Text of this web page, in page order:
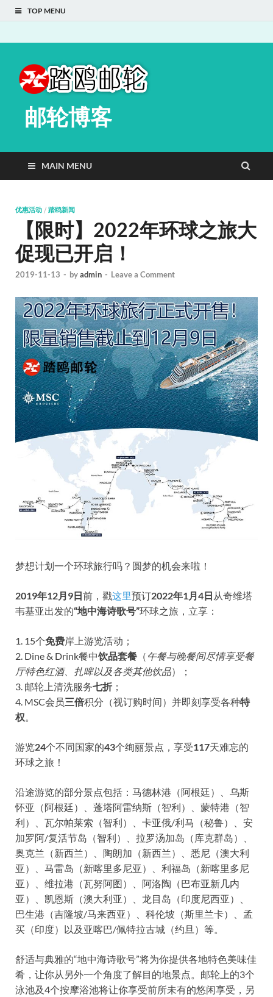
TOP MENU
邮轮博客
MAIN MENU
优惠活动 / 踏鸥新闻
【限时】2022年环球之旅大
促现已开启！
2019-11-13 - byadmin - Leave a Comment
梦想计划一个环球旅行吗？圆梦的机会来啦！
2019年12月9日前，戳这里预订2022年1月4日 从奇维塔
韦基亚出发的“地中海诗歌号”环球之旅，立享：
1. 15个免费岸上游览活动；
2. Dine & Drink餐中饮品套餐 （ 午餐与晚餐间尽情享受餐
厅特色红酒、扎啤以及各类其他饮品）；
3. 邮轮上清洗服务七折 ；
4. MSC会员三倍积分（视订购时间）并即刻享受各种特
权。
游览24个不同国家的43个绚丽景点，享受117天难忘的
环球之旅！
沿途游览的部分景点包括：马德林港（阿根廷）、乌斯
怀亚（阿根廷）、蓬塔阿雷纳斯（智利）、蒙特港（智
利）、瓦尔帕莱索（智利）、卡亚俄/利马（秘鲁）、安
加罗阿/复活节岛（智利）、拉罗汤加岛（库克群岛）、
奥克兰（新西兰）、陶朗加（新西兰）、悉尼（澳大利
亚）、马雷岛（新喀里多尼亚）、利福岛（新喀里多尼
亚）、维拉港（瓦努阿图）、阿洛陶（巴布亚新几内
亚）、凯恩斯（澳大利亚）、龙目岛（印度尼西亚）、
巴生港（吉隆坡/马来西亚）、科伦坡（斯里兰卡）、孟
买（印度）以及亚喀巴/佩特拉古城（约旦）等。
舒适与典雅的“地中海诗歌号”将为你提供各地特色美味佳
肴，让你从另外一个角度了解目的地景点。邮轮上的3个
泳池及4个按摩浴池将让你享受前所未有的悠闲享受，另